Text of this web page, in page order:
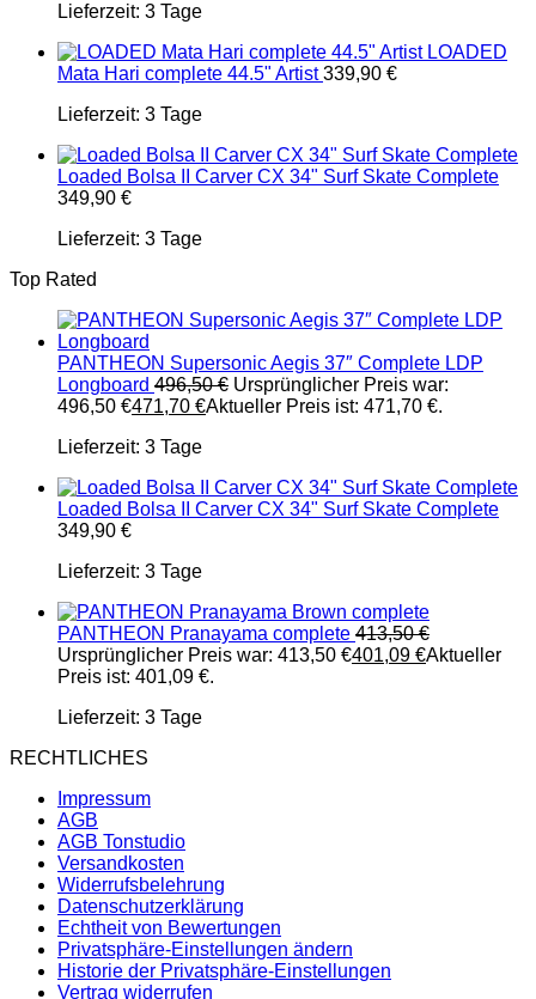
Lieferzeit: 3 Tage
LOADED
Mata Hari complete 44.5" Artist 339,90 €
Lieferzeit: 3 Tage
Loaded Bolsa II Carver CX 34" Surf Skate Complete
349,90 €
Lieferzeit: 3 Tage
Top Rated
PANTHEON Supersonic Aegis 37″ Complete LDP
Longboard 496,50€ Ursprünglicher Preis war:
496,50 €471,70 €Aktueller Preis ist: 471,70 €.
Lieferzeit: 3 Tage
Loaded Bolsa II Carver CX 34" Surf Skate Complete
349,90 €
Lieferzeit: 3 Tage
PANTHEON Pranayama complete 413,50€
Ursprünglicher Preis war: 413,50 €401,09 €Aktueller
Preis ist: 401,09 €.
Lieferzeit: 3 Tage
RECHTLICHES
Impressum
AGB
AGB Tonstudio
Versandkosten
Widerrufsbelehrung
Datenschutzerklärung
Echtheit von Bewertungen
Privatsphäre-Einstellungen ändern
Historie der Privatsphäre-Einstellungen
Vertrag widerrufen